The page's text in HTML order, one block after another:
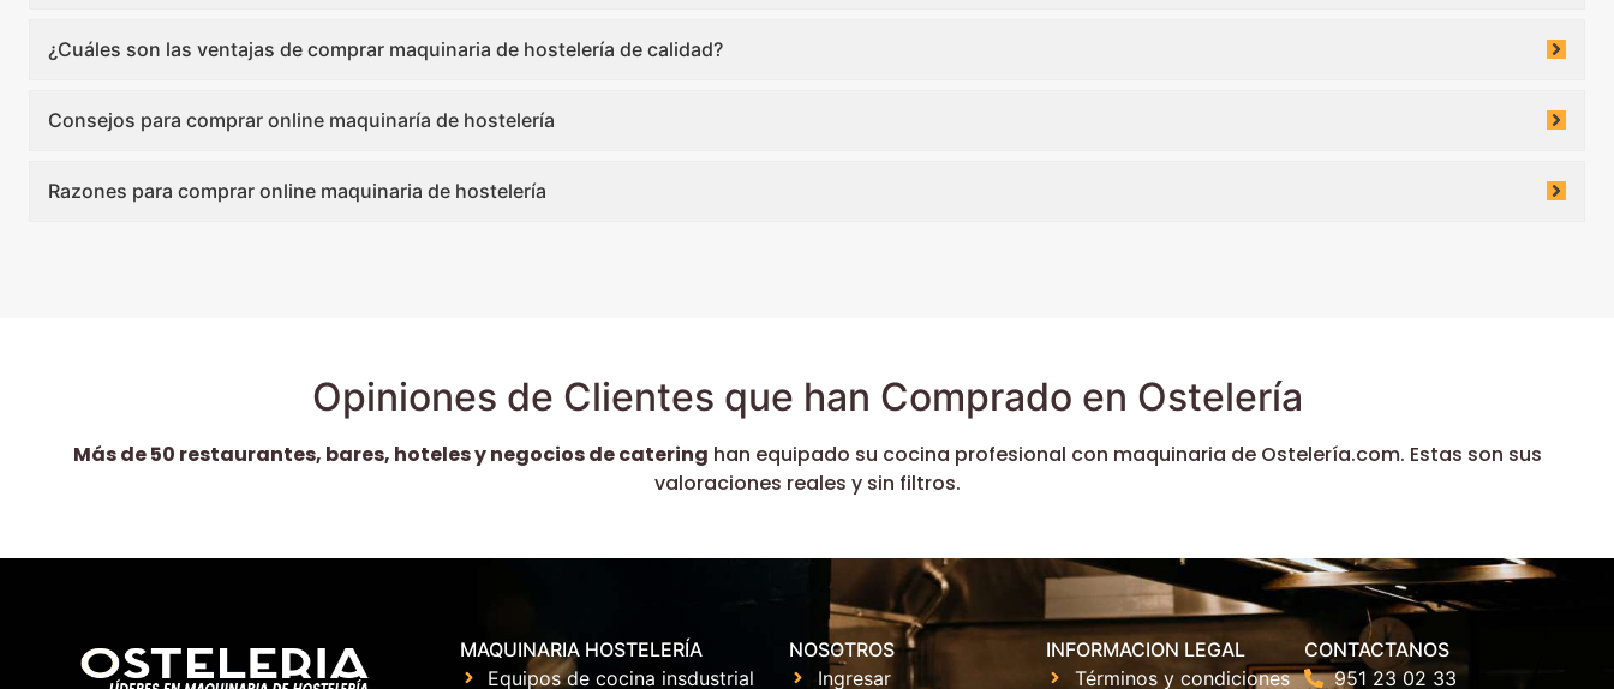
¿Cuáles son las ventajas de comprar maquinaria de hostelería de calidad?
Consejos para comprar online maquinaría de hostelería
Razones para comprar online maquinaria de hostelería
Opiniones de Clientes que han Comprado en Ostelería
Más de 50 restaurantes, bares, hoteles y negocios de catering han equipado su cocina profesional con maquinaria de Ostelería.com. Estas son sus
valoraciones reales y sin filtros.
MAQUINARIA HOSTELERÍA
Equipos de cocina insdustrial
NOSOTROS
Ingresar
INFORMACION LEGAL
Términos y condiciones
CONTACTANOS
951 23 02 33